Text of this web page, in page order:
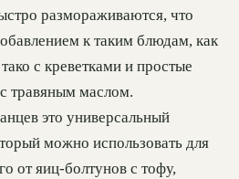
размораживаются, что
к таким блюдам, как
с креветками и простые
травяным маслом.
это универсальный
можно использовать для
от яиц-болтунов с тофу,